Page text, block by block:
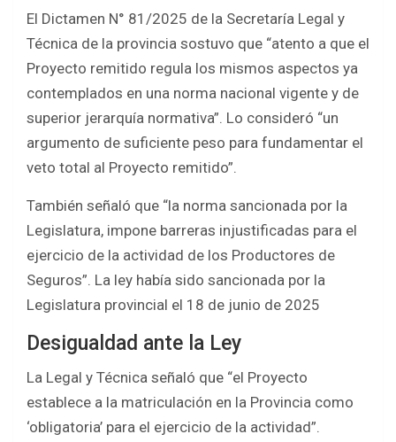
El Dictamen N° 81/2025 de la Secretaría Legal y
Técnica de la provincia sostuvo que “atento a que el
Proyecto remitido regula los mismos aspectos ya
contemplados en una norma nacional vigente y de
superior jerarquía normativa”. Lo consideró “un
argumento de suficiente peso para fundamentar el
veto total al Proyecto remitido”.
También señaló que “la norma sancionada por la
Legislatura, impone barreras injustificadas para el
ejercicio de la actividad de los Productores de
Seguros”. La ley había sido sancionada por la
Legislatura provincial el 18 de junio de 2025
Desigualdad ante la Ley
La Legal y Técnica señaló que “el Proyecto
establece a la matriculación en la Provincia como
‘obligatoria’ para el ejercicio de la actividad”.